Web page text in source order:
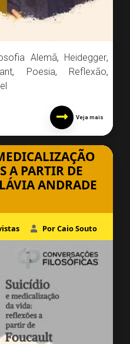
Alemã, Heidegger,
, Poesia, Reflexão,
Veja mais
A PARTIR DE
ANDRADE
Por Caio Souto